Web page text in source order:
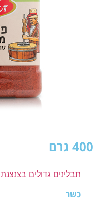
400 גרם
תבלינים גדולים בצנצנת
כשר